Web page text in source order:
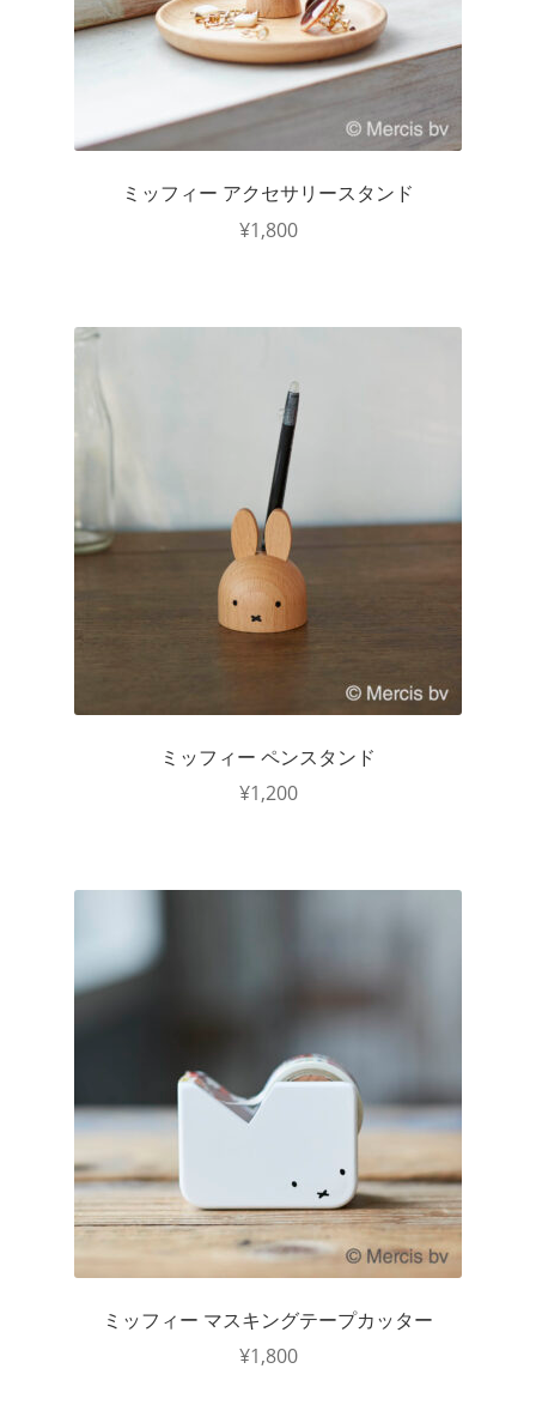
ミッフィー アクセサリースタンド
¥1,800
ミッフィー ペンスタンド
¥1,200
ミッフィー マスキングテープカッター
¥1,800